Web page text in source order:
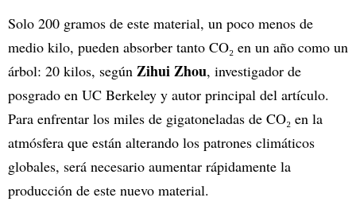
Solo 200 gramos de este material, un poco menos de
medio kilo, pueden absorber tanto CO₂ en un año como un
árbol: 20 kilos, según Zihui Zhou, investigador de
posgrado en UC Berkeley y autor principal del artículo.
Para enfrentar los miles de gigatoneladas de CO₂ en la
atmósfera que están alterando los patrones climáticos
globales, será necesario aumentar rápidamente la
producción de este nuevo material.